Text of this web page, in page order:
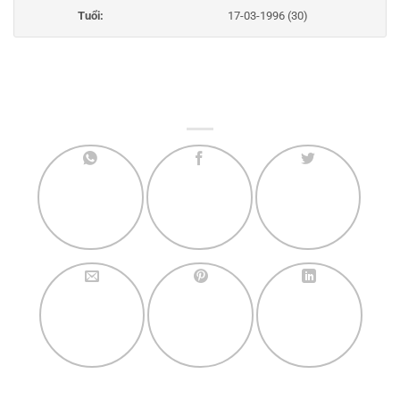
Tuổi:
17-03-1996 (30)